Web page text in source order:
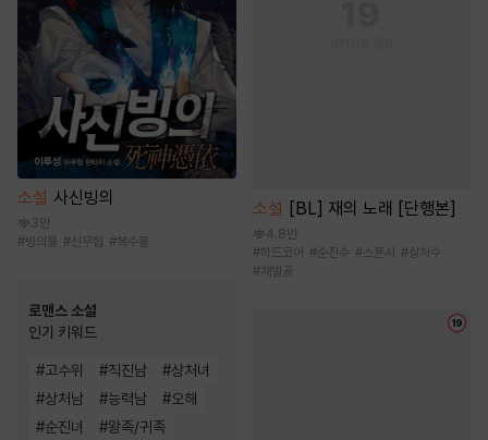
소설 사신빙의
3만
#빙의물 #신무협 #복수물
로맨스 소설
인기 키워드
#고수위 #직진남 #상처녀
#상처남 #능력남 #오해
#순진녀 #왕족/귀족
소설 [BL] 재의 노래 [단행본]
4.8만
#하드코어 #순진수 #스폰서 #상처수
#재벌공